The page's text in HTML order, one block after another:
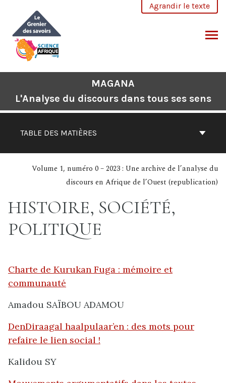
contenu
Agrandir le texte
TABLE DES MATIÈRES
MAGANA
L'Analyse du discours dans tous ses sens
Volume 1, numéro 0 – 2023 : Une archive de l’analyse du
discours en Afrique de l’Ouest (republication)
HISTOIRE, SOCIÉTÉ,
POLITIQUE
Charte de Kurukan Fuga : mémoire et
communauté
Amadou SAÏBOU ADAMOU
DenDiraagal haalpulaar’en : des mots pour
refaire le lien social !
Kalidou SY